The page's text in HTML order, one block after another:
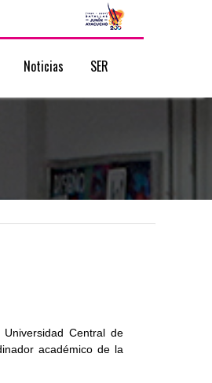
Noticias SER
Central de
académico de la